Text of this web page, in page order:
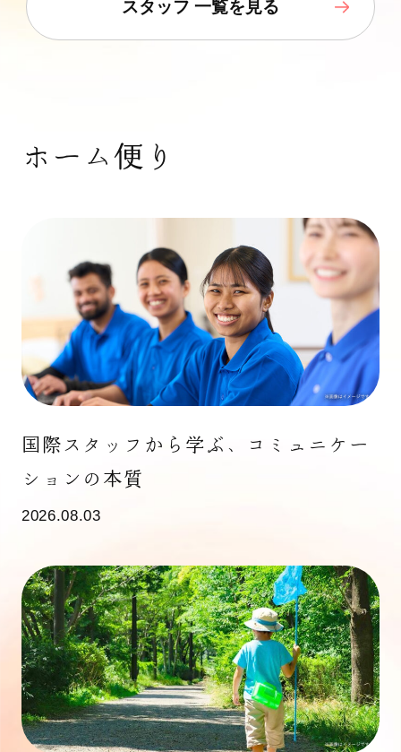
スタッフ 一覧を見る
ホーム便り
国際スタッフから学ぶ、コミュニケー
ションの本質
2026.08.03